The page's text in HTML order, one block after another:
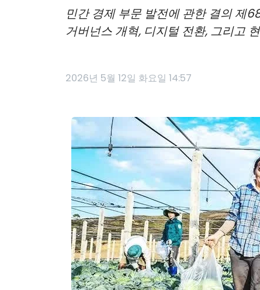
민간 경제 부문 발전에 관한 결의 제
거버넌스 개혁, 디지털 전환, 그리고
2026년 5월 12일 화요일 14:57